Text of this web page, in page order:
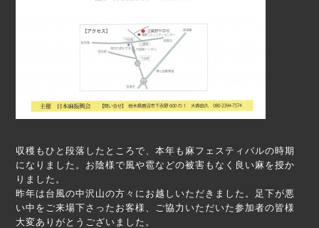
収穫もひと段落したところで、本年も麻フェスティバルの時期
になりました。お陰様で風や雹などの被害もなく良い麻を授か
りました。
昨年は台風の中沢山の方々にお越しいただきました。足下が悪
い中をご来場下さったお客様、ご協力いただいた参加者の皆様
大変ありがとうございました。